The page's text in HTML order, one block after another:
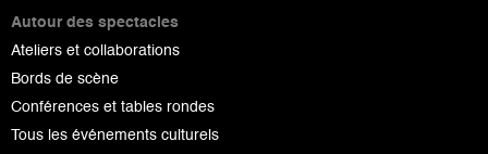
Autour des spectacles
Ateliers et collaborations
Bords de scène
Conférences et tables rondes
Tous les événements culturels